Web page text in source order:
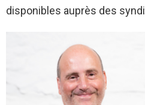
disponibles auprès des